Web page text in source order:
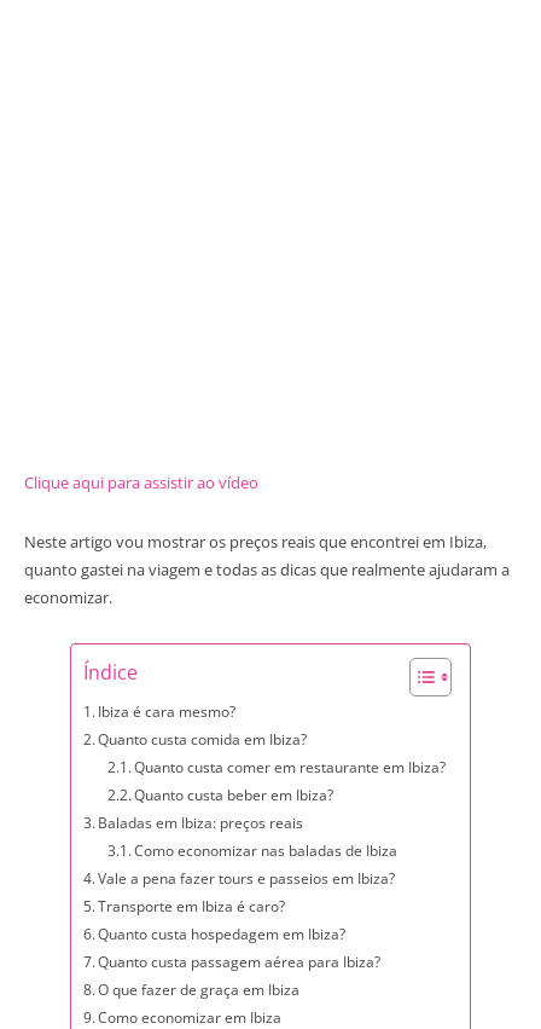
Clique aqui para assistir ao vídeo
Neste artigo vou mostrar os preços reais que encontrei em Ibiza,
quanto gastei na viagem e todas as dicas que realmente ajudaram a
economizar.
Índice
Ibiza é cara mesmo?
Quanto custa comida em Ibiza?
Quanto custa comer em restaurante em Ibiza?
Quanto custa beber em Ibiza?
Baladas em Ibiza: preços reais
Como economizar nas baladas de Ibiza
Vale a pena fazer tours e passeios em Ibiza?
Transporte em Ibiza é caro?
Quanto custa hospedagem em Ibiza?
Quanto custa passagem aérea para Ibiza?
O que fazer de graça em Ibiza
Como economizar em Ibiza